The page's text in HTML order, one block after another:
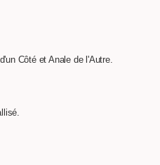
Côté et Anale de l'Autre.